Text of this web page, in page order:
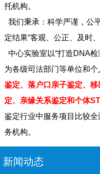
托机构。
我们秉承：科学严谨，公
定结果“客观、公正、及时、
中心实验室以“打造DNA检
为各级司法部门等单位和个
鉴定、落户口亲子鉴定、
定、亲缘关系鉴定和个体
鉴定行业中服务项目比较
务机构。
新闻动态